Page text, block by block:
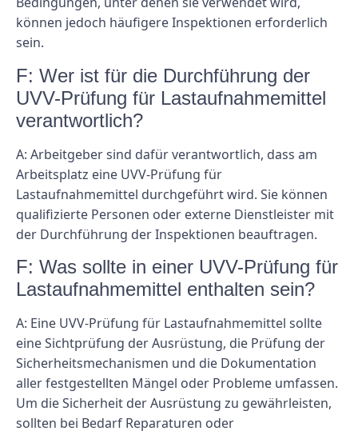
können jedoch häufigere Inspektionen erforderlich
sein.
F: Wer ist für die Durchführung der
UVV-Prüfung für Lastaufnahmemittel
verantwortlich?
A: Arbeitgeber sind dafür verantwortlich, dass am
Arbeitsplatz eine UVV-Prüfung für
Lastaufnahmemittel durchgeführt wird. Sie können
qualifizierte Personen oder externe Dienstleister mit
der Durchführung der Inspektionen beauftragen.
F: Was sollte in einer UVV-Prüfung für
Lastaufnahmemittel enthalten sein?
A: Eine UVV-Prüfung für Lastaufnahmemittel sollte
eine Sichtprüfung der Ausrüstung, die Prüfung der
Sicherheitsmechanismen und die Dokumentation
aller festgestellten Mängel oder Probleme umfassen.
Um die Sicherheit der Ausrüstung zu gewährleisten,
sollten bei Bedarf Reparaturen oder